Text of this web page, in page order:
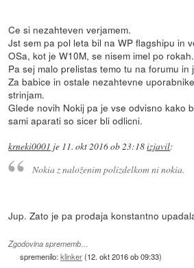
Ce si nezahteven verjamem.
Jst sem pa pol leta bil na WP flagshipu in
OSa, kot je W10M, se nisem imel po rokah.
Pa sej malo prelistas temo tu na forumu in
Za babice in ostale nezahtevne
strinjam.
Glede novih Nokij pa je vse odvisno kako
sami aparati so sicer bli odlicni.
krneki0001 je 11. okt 2016 ob 23:18izjavil:
Nokia z naloženim polizdelkom ni nokia.
Jup. Zato je pa prodaja konstantno
Zgodovina sprememb…
spremenilo:klinker(12. okt 2016 ob 09:33)